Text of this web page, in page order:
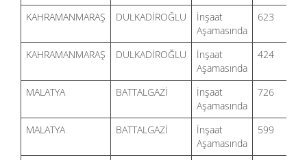
KAHRAMANMARAŞ DULKADİROĞLU
İnşaat
Aşamasında
623
KAHRAMANMARAŞ DULKADİROĞLU
İnşaat
Aşamasında
424
MALATYA BATTALGAZİ
İnşaat
Aşamasında
726
MALATYA BATTALGAZİ
İnşaat
Aşamasında
599